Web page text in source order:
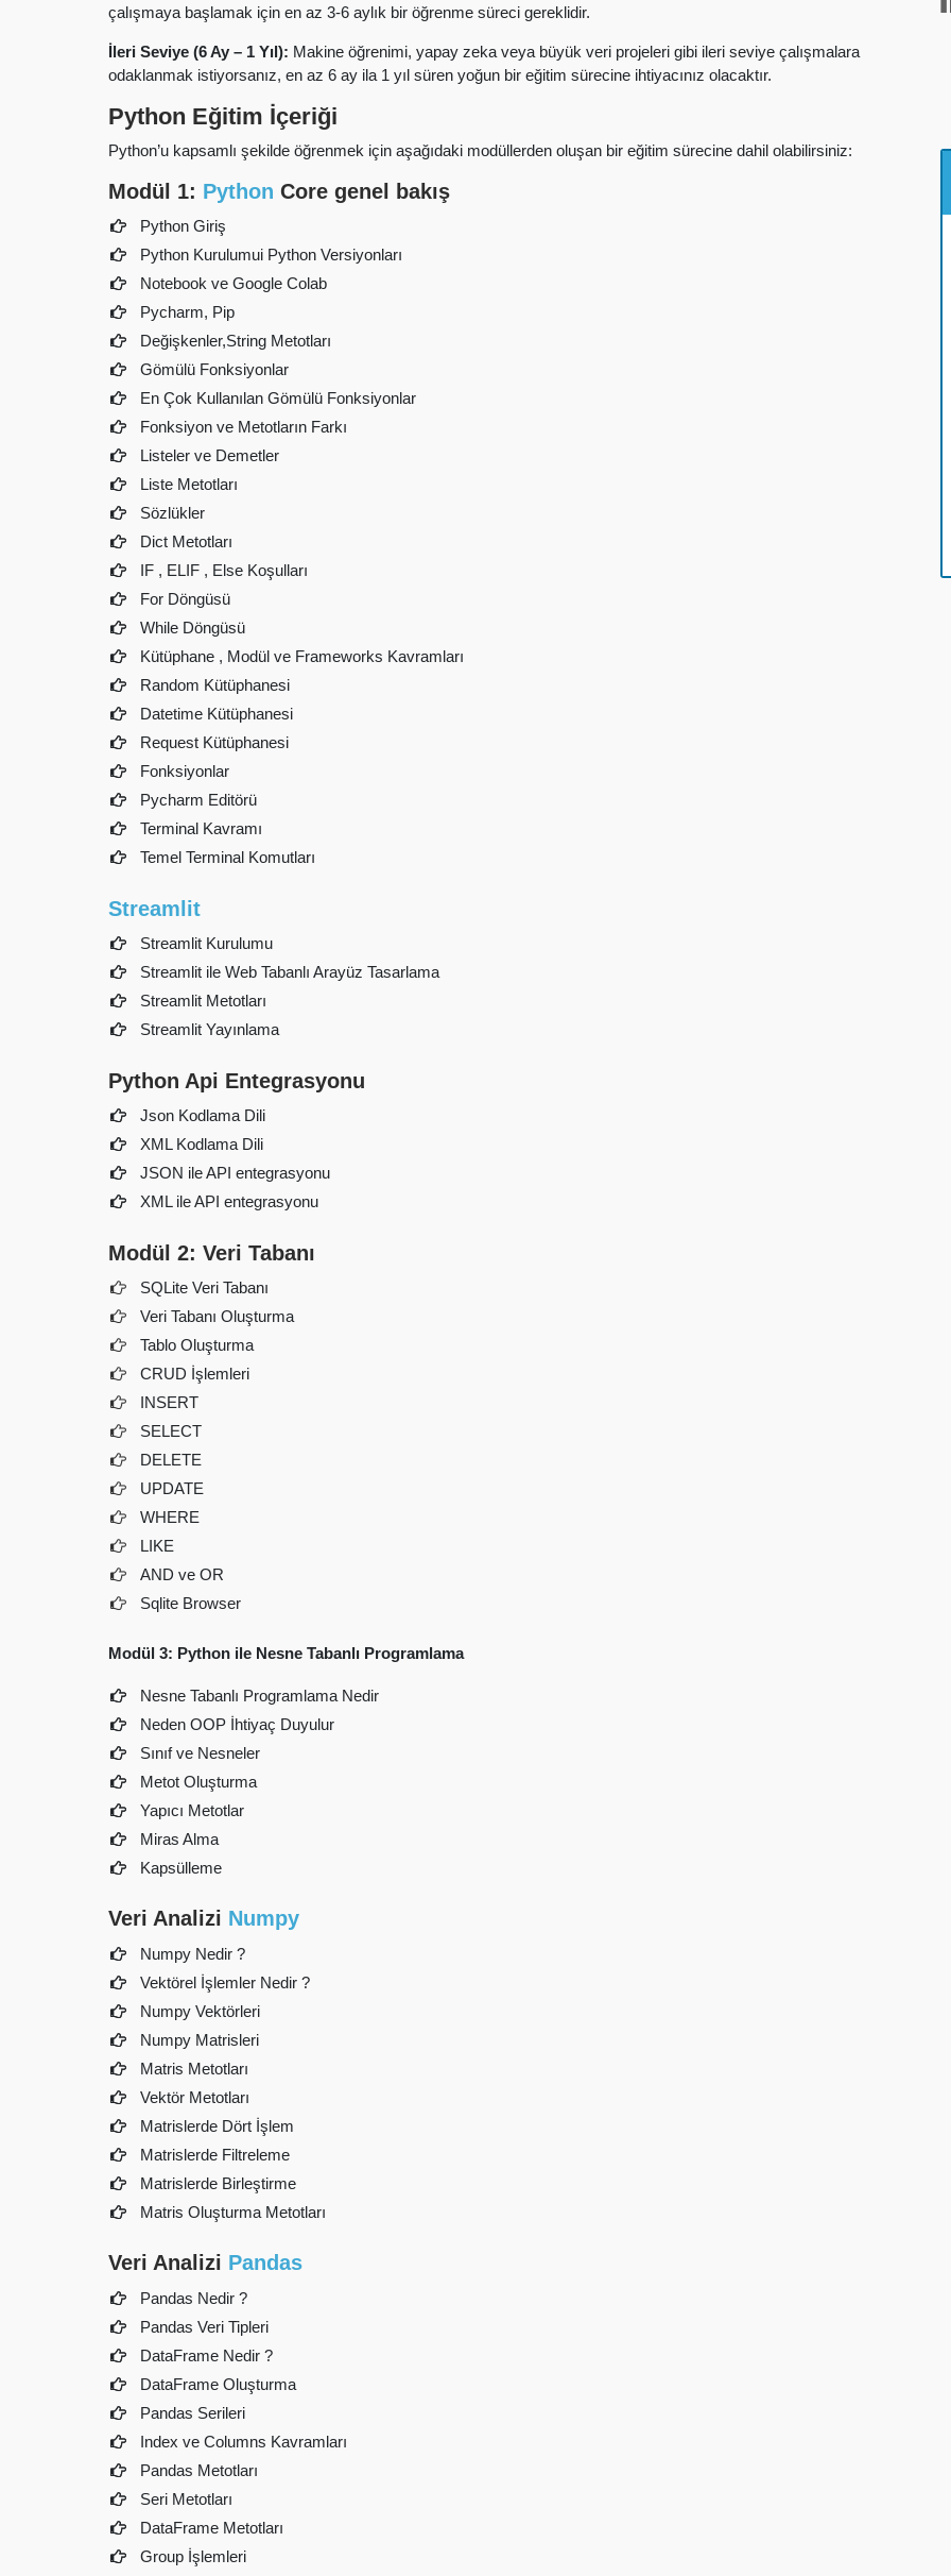
çalışmaya başlamak için en az 3-6 aylık bir öğrenme süreci gereklidir.
İleri Seviye (6 Ay – 1 Yıl): Makine öğrenimi, yapay zeka veya büyük veri projeleri gibi ileri seviye çalışmalara
odaklanmak istiyorsanız, en az 6 ay ila 1 yıl süren yoğun bir eğitim sürecine ihtiyacınız olacaktır.
Python Eğitim İçeriği
Python’u kapsamlı şekilde öğrenmek için aşağıdaki modüllerden oluşan bir eğitim sürecine dahil olabilirsiniz:
Modül 1: Python Core genel bakış
Python Giriş
Python Kurulumui Python Versiyonları
Notebook ve Google Colab
Pycharm, Pip
Değişkenler,String Metotları
Gömülü Fonksiyonlar
En Çok Kullanılan Gömülü Fonksiyonlar
Fonksiyon ve Metotların Farkı
Listeler ve Demetler
Liste Metotları
Sözlükler
Dict Metotları
IF , ELIF , Else Koşulları
For Döngüsü
While Döngüsü
Kütüphane , Modül ve Frameworks Kavramları
Random Kütüphanesi
Datetime Kütüphanesi
Request Kütüphanesi
Fonksiyonlar
Pycharm Editörü
Terminal Kavramı
Temel Terminal Komutları
Streamlit
Streamlit Kurulumu
Streamlit ile Web Tabanlı Arayüz Tasarlama
Streamlit Metotları
Streamlit Yayınlama
Python Api Entegrasyonu
Json Kodlama Dili
XML Kodlama Dili
JSON ile API entegrasyonu
XML ile API entegrasyonu
Modül 2: Veri Tabanı
SQLite Veri Tabanı
Veri Tabanı Oluşturma
Tablo Oluşturma
CRUD İşlemleri
INSERT
SELECT
DELETE
UPDATE
WHERE
LIKE
AND ve OR
Sqlite Browser
Modül 3: Python ile Nesne Tabanlı Programlama
Nesne Tabanlı Programlama Nedir
Neden OOP İhtiyaç Duyulur
Sınıf ve Nesneler
Metot Oluşturma
Yapıcı Metotlar
Miras Alma
Kapsülleme
Veri Analizi Numpy
Numpy Nedir ?
Vektörel İşlemler Nedir ?
Numpy Vektörleri
Numpy Matrisleri
Matris Metotları
Vektör Metotları
Matrislerde Dört İşlem
Matrislerde Filtreleme
Matrislerde Birleştirme
Matris Oluşturma Metotları
Veri Analizi Pandas
Pandas Nedir ?
Pandas Veri Tipleri
DataFrame Nedir ?
DataFrame Oluşturma
Pandas Serileri
Index ve Columns Kavramları
Pandas Metotları
Seri Metotları
DataFrame Metotları
Group İşlemleri